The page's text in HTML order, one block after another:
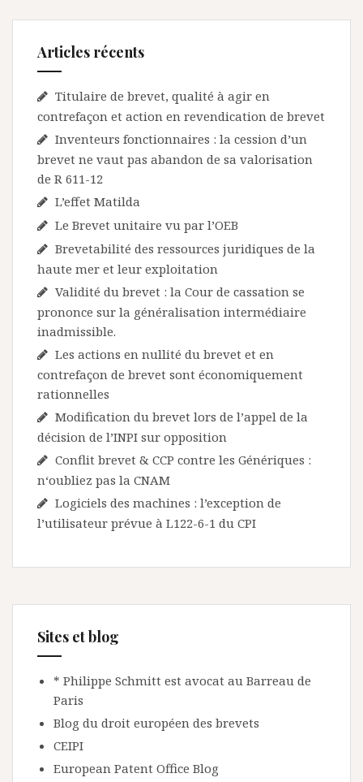
Articles récents
Titulaire de brevet, qualité à agir en
contrefaçon et action en revendication de brevet
Inventeurs fonctionnaires : la cession d’un
brevet ne vaut pas abandon de sa valorisation
de R 611-12
L’effet Matilda
Le Brevet unitaire vu par l’OEB
Brevetabilité des ressources juridiques de la
haute mer et leur exploitation
Validité du brevet : la Cour de cassation se
prononce sur la généralisation intermédiaire
inadmissible.
Les actions en nullité du brevet et en
contrefaçon de brevet sont économiquement
rationnelles
Modification du brevet lors de l’appel de la
décision de l’INPI sur opposition
Conflit brevet & CCP contre les Génériques :
n‘oubliez pas la CNAM
Logiciels des machines : l’exception de
l’utilisateur prévue à L122-6-1 du CPI
Sites et blog
* Philippe Schmitt est avocat au Barreau de
Paris
Blog du droit européen des brevets
CEIPI
European Patent Office Blog